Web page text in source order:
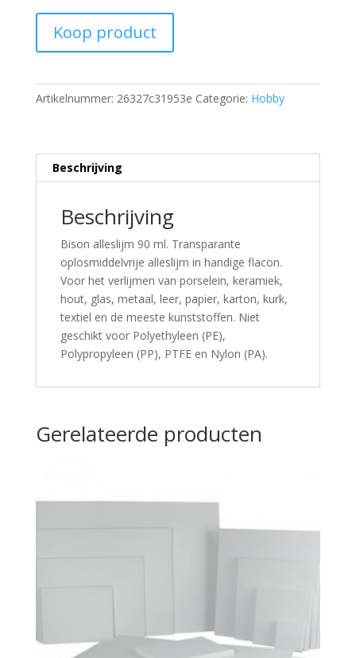
Koop product
Artikelnummer: 26327c31953e Categorie: Hobby
Beschrijving
Beschrijving
Bison alleslijm 90 ml. Transparante
oplosmiddelvrije alleslijm in handige flacon.
Voor het verlijmen van porselein, keramiek,
hout, glas, metaal, leer, papier, karton, kurk,
textiel en de meeste kunststoffen. Niet
geschikt voor Polyethyleen (PE),
Polypropyleen (PP), PTFE en Nylon (PA).
Gerelateerde producten